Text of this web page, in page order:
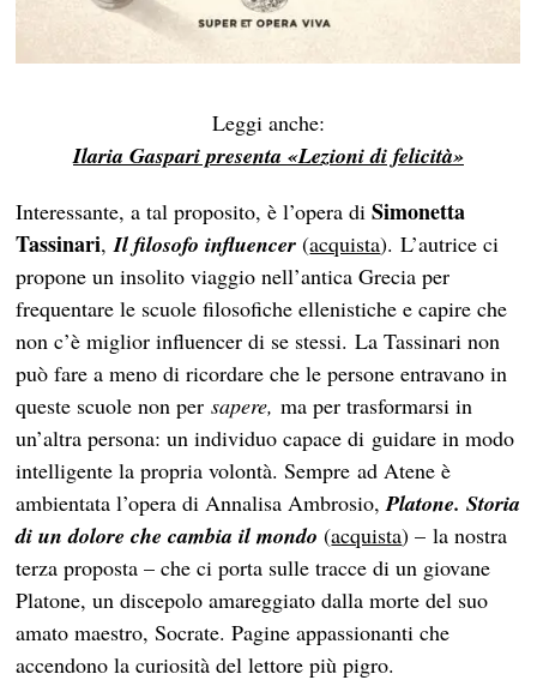
Leggi anche:
Ilaria Gaspari presenta «Lezioni di felicità»
Interessante, a tal proposito, è l’opera diSimonetta
Tassinari,Il filosofo influencer (acquista). L’autrice ci
propone un insolito viaggio nell’antica Grecia per
frequentare le scuole filosofiche ellenistiche e capire che
non c’è miglior influencer di se stessi. La Tassinari non
può fare a meno di ricordare che le persone entravano in
queste scuole non persapere,ma per trasformarsi in
un’altra persona: un individuo capace di guidare in modo
intelligente la propria volontà. Sempre ad Atene è
ambientata l’opera di Annalisa Ambrosio,Platone. Storia
di un dolore che cambia il mondo (acquista) – la nostra
terza proposta – che ci porta sulle tracce di un giovane
Platone, un discepolo amareggiato dalla morte del suo
amato maestro, Socrate. Pagine appassionanti che
accendono la curiosità del lettore più pigro.